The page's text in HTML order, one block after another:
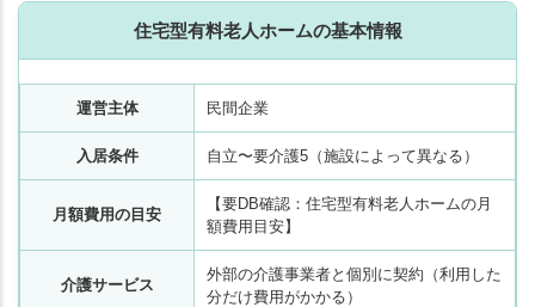
住宅型有料老人ホームの基本情報
運営主体 民間企業
入居条件 自立〜要介護5（施設によって異なる）
月額費用の目安
【要DB確認：住宅型有料老人ホームの月
額費用目安】
介護サービス
外部の介護事業者と個別に契約（利用した
分だけ費用がかかる）